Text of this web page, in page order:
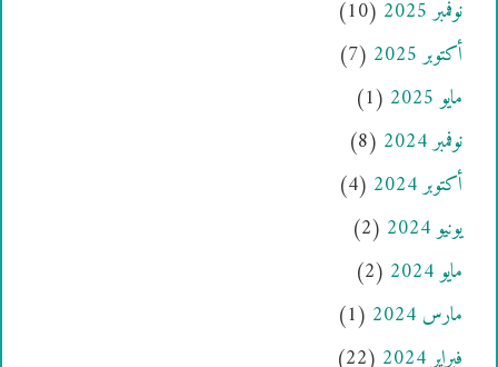
نوفمبر 2025
(10)
أكتوبر 2025
(7)
مايو 2025
(1)
نوفمبر 2024
(8)
أكتوبر 2024
(4)
يونيو 2024
(2)
مايو 2024
(2)
مارس 2024
(1)
فبراير 2024
(22)